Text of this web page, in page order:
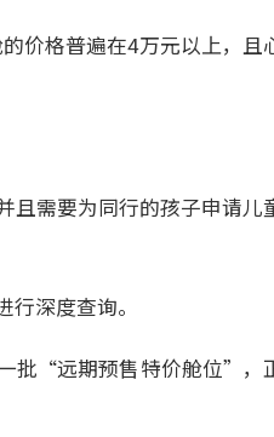
价格普遍在4万元以上，且
且需要为同行的孩子申请儿
深度查询。
批“远期预售特价舱位”，